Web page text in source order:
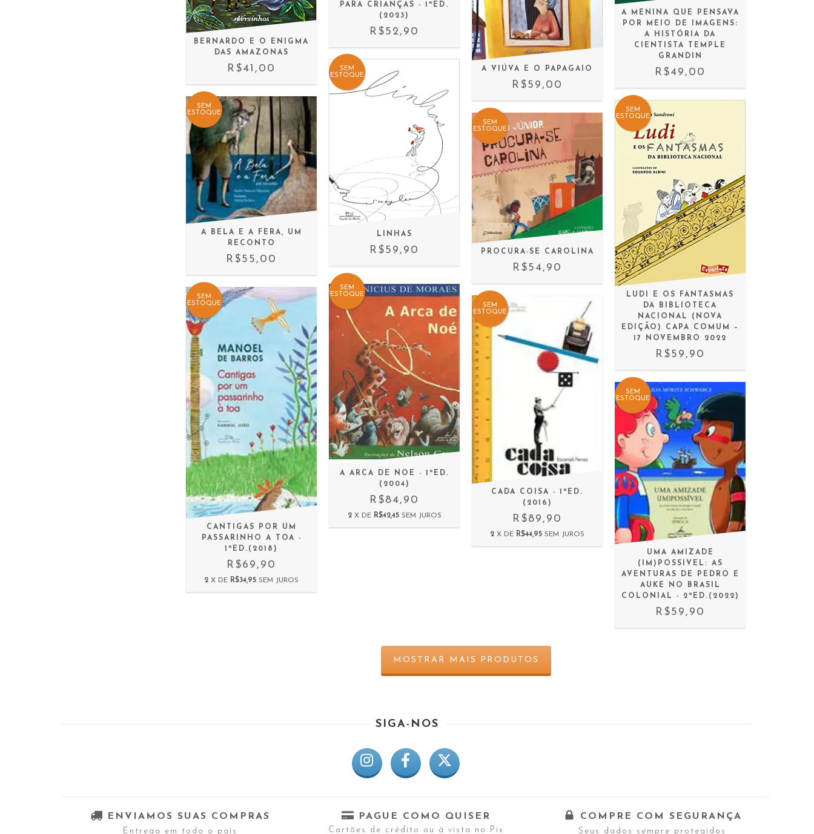
BERNARDO E O ENIGMA
DAS AMAZONAS
R$41,00
PARA CRIANÇAS - 1ªED.
(2023)
R$52,90
A VIÚVA E O PAPAGAIO
R$59,00
A MENINA QUE PENSAVA
POR MEIO DE IMAGENS:
A HISTÓRIA DA
CIENTISTA TEMPLE
GRANDIN
R$49,00
SEM
ESTOQUE
A BELA E A FERA, UM
RECONTO
R$55,00
SEM
ESTOQUE
LINHAS
R$59,90
SEM
ESTOQUE
PROCURA-SE CAROLINA
R$54,90
SEM
ESTOQUE
LUDI E OS FANTASMAS
DA BIBLIOTECA
NACIONAL (NOVA
EDIÇÃO) CAPA COMUM –
17 NOVEMBRO 2022
R$59,90
SEM
ESTOQUE
CANTIGAS POR UM
PASSARINHO A TOA -
1ªED.(2018)
R$69,90
2 X DE R$34,95 SEM JUROS
SEM
ESTOQUE
A ARCA DE NOE - 1ªED.
(2004)
R$84,90
2 X DE R$42,45 SEM JUROS
SEM
ESTOQUE
CADA COISA - 1ªED.
(2016)
R$89,90
2 X DE R$44,95 SEM JUROS
SEM
ESTOQUE
UMA AMIZADE
(IM)POSSIVEL: AS
AVENTURAS DE PEDRO E
AUKE NO BRASIL
COLONIAL - 2ªED.(2022)
R$59,90
MOSTRAR MAIS PRODUTOS
SIGA-NOS
ENVIAMOS SUAS COMPRAS
Entrega em todo o país
PAGUE COMO QUISER
Cartões de crédito ou à vista no Pix
COMPRE COM SEGURANÇA
Seus dados sempre protegidos